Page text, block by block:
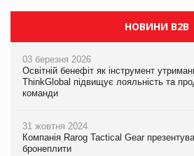
НОВИНИ B2B
03 березня 2026
Освітній бенефіт як інструмент
ThinkGlobal підвищує лояльність та
команди
31 жовтня 2024
Компанія Rarog Tactical Gear
бронеплити